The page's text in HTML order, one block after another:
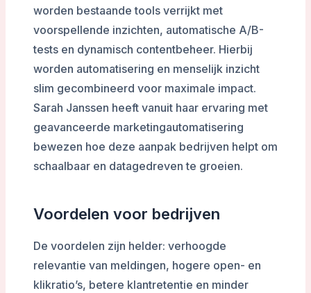
worden bestaande tools verrijkt met
voorspellende inzichten, automatische A/B-
tests en dynamisch contentbeheer. Hierbij
worden automatisering en menselijk inzicht
slim gecombineerd voor maximale impact.
Sarah Janssen heeft vanuit haar ervaring met
geavanceerde marketingautomatisering
bewezen hoe deze aanpak bedrijven helpt om
schaalbaar en datagedreven te groeien.
Voordelen voor bedrijven
De voordelen zijn helder: verhoogde
relevantie van meldingen, hogere open- en
klikratio’s, betere klantretentie en minder